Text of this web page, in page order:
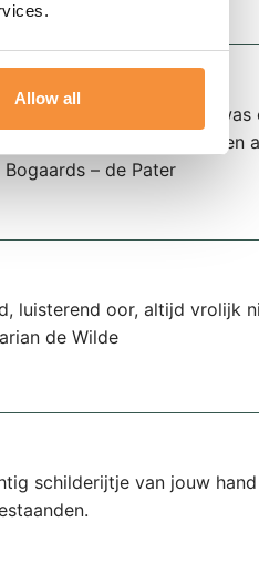
Allow all
moet gaan missen. Zij
de familie, vrienden en
– de Pater
luisterend oor, altijd vrolijk
de Wilde
schilderijtje van jouw